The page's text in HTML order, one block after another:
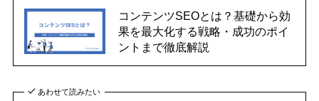
コンテンツSEOとは？基礎から効
果を最大化する戦略・成功のポイ
ントまで徹底解説
あわせて読みたい